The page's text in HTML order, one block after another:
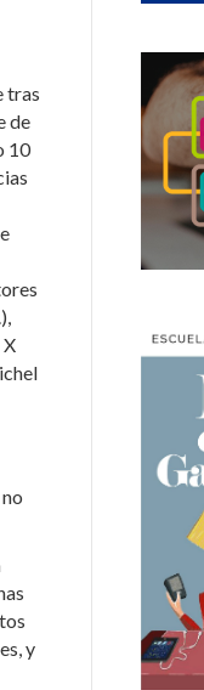
tras
de
10
y